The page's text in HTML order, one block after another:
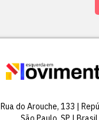
Rua do Arouche, 133 |